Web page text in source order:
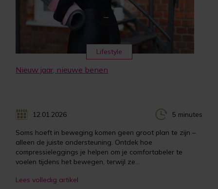
Lifestyle
Nieuw jaar, nieuwe benen
12.01.2026 5 minutes
Soms hoeft in beweging komen geen groot plan te zijn –
alleen de juiste ondersteuning. Ontdek hoe
compressieleggings je helpen om je comfortabeler te
voelen tijdens het bewegen, terwijl ze...
Lees volledig artikel